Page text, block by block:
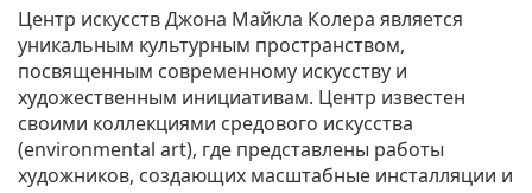
Центр искусств Джона Майкла Колера является
уникальным культурным пространством,
посвященным современному искусству и
художественным инициативам. Центр известен
своими коллекциями средового искусства
(environmental art), где представлены работы
художников, создающих масштабные инсталляции и